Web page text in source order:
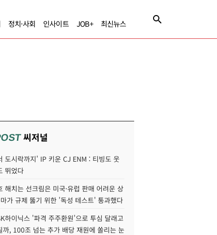
정치·사회 인사이트 JOB+ 최신뉴스
씨저널
도시락까지' IP 키운 CJ ENM : 티빙도 웃
뛰었다
해치는 선크림은 미국·유럽 판매 어려운 상
가 규제 뚫기 위한 '독성 테스트' 통과했다
하이닉스 '파격 주주환원'으로 투심 달래고
까, 100조 넘는 추가 배당 재원에 쏠리는 눈